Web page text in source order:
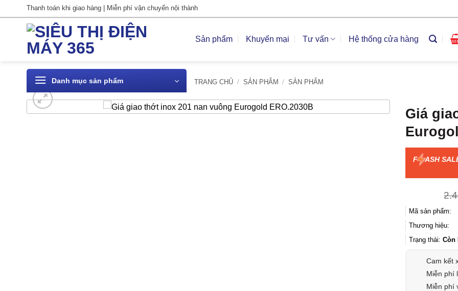
qua
Thanh toán khi giao hàng | Miễn phí vận chuyển nội thành
Sản phẩm Khuyến mại Tư vấn Hệ thống cửa hàng
Danh mục sản phẩm TRANG CHỦ / SẢN PHẨM / SẢN PHẨM
Giá
F ASH
Mã sản phẩm:
Thương hiệu:
Trạng thái: Còn
Cam kết
Miễn phí
Miễn phí